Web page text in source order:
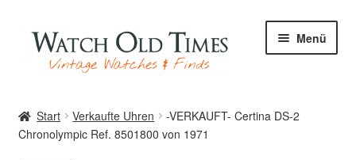
Zur
Navigation
springen
Zum
Inhalt
springen
Menü
Start Verkaufte Uhren
-VERKAUFT- Certina DS-2
Chronolympic Ref. 8501800 von 1971